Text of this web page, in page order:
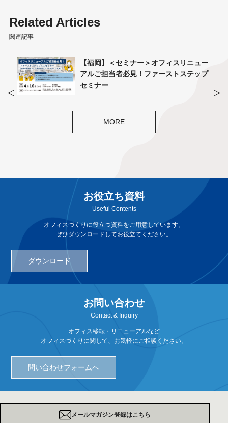
Related Articles
関連記事
【福岡】＜セミナー＞オフィスリニュー
アルご担当者必見！ファーストステップ
セミナー
MORE
お役立ち資料
Useful Contents
オフィスづくりに役立つ資料をご用意しています。
ぜひダウンロードしてお役立てください。
ダウンロード
お問い合わせ
Contact & Inquiry
オフィス移転・リニューアルなど
オフィスづくりに関して、お気軽にご相談ください。
問い合わせフォームへ
メールマガジン登録はこちら